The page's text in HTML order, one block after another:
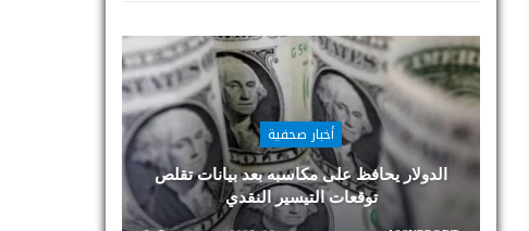
أخبار صحفية
الدولار يحافظ على مكاسبه بعد بيانات تقلص
توقعات التيسير النقدي